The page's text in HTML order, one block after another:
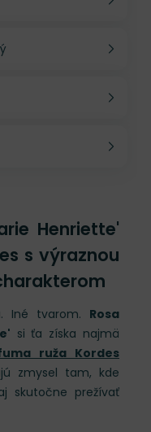
Henriette'
s výraznou
Iné tvarom. Rosa
si ťa získa najmä
ruža Kordes
zmysel tam, kde
skutočne prežívať